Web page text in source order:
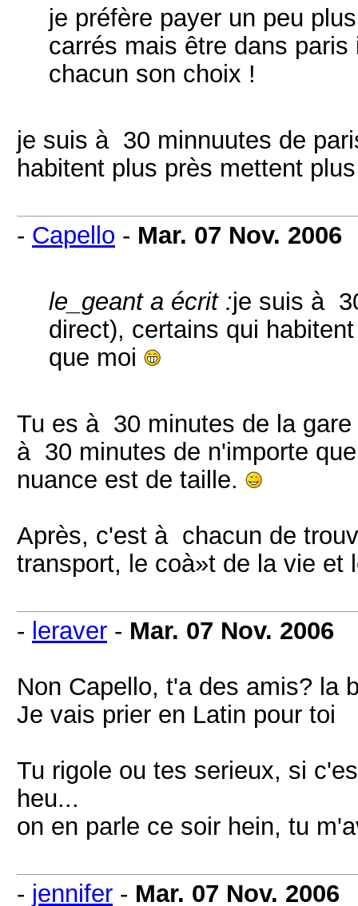
je préfère payer un peu
carrés mais être dans paris
chacun son choix !
je suis à 30 minnuutes de
habitent plus près mettent
- Capello - Mar. 07 Nov. 2006
le_geant a écrit :je suis à
direct), certains qui
que moi
Tu es à 30 minutes de la
à 30 minutes de n'importe
nuance est de taille.
Après, c'est à chacun de
transport, le coà»t de la vie et
- leraver - Mar. 07 Nov. 2006
Non Capello, t'a des amis? la
Je vais prier en Latin pour toi
Tu rigole ou tes serieux, si
heu...
on en parle ce soir hein, tu
- jennifer - Mar. 07 Nov. 2006